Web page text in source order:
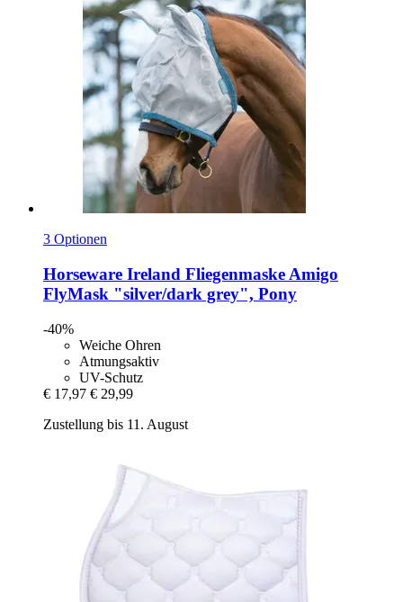
3 Optionen
Horseware Ireland Fliegenmaske Amigo
FlyMask "silver/dark grey", Pony
-40%
Weiche Ohren
Atmungsaktiv
UV-Schutz
€ 17,97 € 29,99
Zustellung bis 11. August